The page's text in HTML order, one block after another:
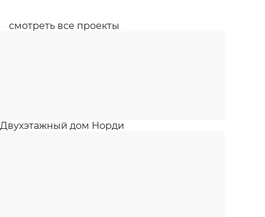
смотреть все проекты
Двухэтажный дом Норди